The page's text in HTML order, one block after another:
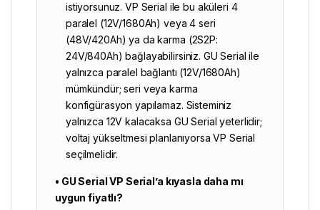
istiyorsunuz. VP Serial ile bu aküleri 4
paralel (12V/1680Ah) veya 4 seri
(48V/420Ah) ya da karma (2S2P:
24V/840Ah) bağlayabilirsiniz. GU Serial ile
yalnızca paralel bağlantı (12V/1680Ah)
mümkündür; seri veya karma
konfigürasyon yapılamaz. Sisteminiz
yalnızca 12V kalacaksa GU Serial yeterlidir;
voltaj yükseltmesi planlanıyorsa VP Serial
seçilmelidir.
• GU Serial VP Serial’a kıyasla daha mı
uygun fiyatlı?